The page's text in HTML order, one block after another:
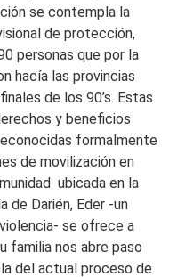
se contempla la
de protección,
personas que por la
hacía las provincias
de los 90’s. Estas
y beneficios
formalmente
de movilización en
ubicada en la
de Darién, Eder -un
se ofrece a
familia nos abre paso
del actual proceso de